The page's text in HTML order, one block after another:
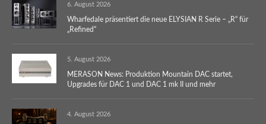
6. August 2026
Wharfedale präsentiert die neue ELYSIAN R Serie – „R“ für
„Refined“
5. August 2026
MERASON News: Produktion Mountain DAC startet,
Upgrades für DAC 1 und DAC 1 mk II und mehr
4. August 2026